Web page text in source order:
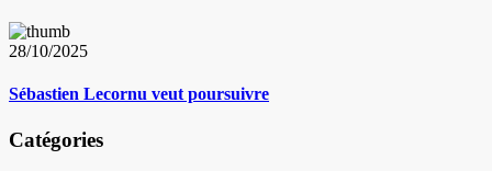
28/10/2025
Sébastien Lecornu veut poursuivre
Catégories